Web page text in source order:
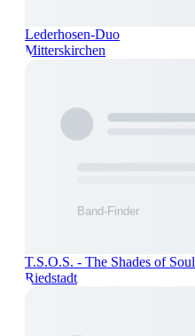
Lederhosen-Duo
Mitterskirchen
T.S.O.S. - The Shades of Soul
Riedstadt